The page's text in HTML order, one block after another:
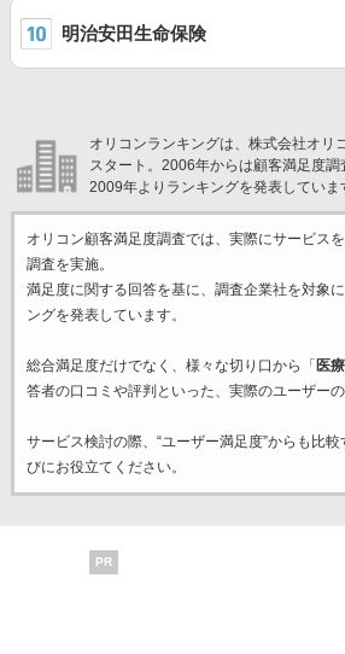
明治安田生命保険
オリコンランキングは、株式会社オリ
スタート。2006年からは顧客満足度調
2009年よりランキングを発表していま
オリコン顧客満足度調査では、実際にサービス
調査を実施。
満足度に関する回答を基に、調査企業社を対象
ングを発表しています。
総合満足度だけでなく、様々な切り口から「 医
答者の口コミや評判といった、実際のユーザーの
サービス検討の際、“ユーザー満足度”からも比較
びにお役立てください。
PR